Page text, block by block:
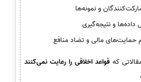
و نمونه‌ها
و نتیجه‌گیری
حمایت‌های مالی و تضاد منافع
قواعد اخلاقی را رعایت نمی‌کنند